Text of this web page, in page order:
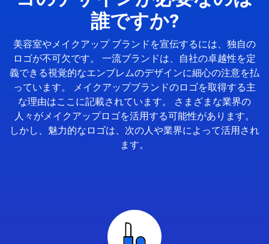
誰ですか?
美容室やメイクアップ ブランドを宣伝するには、独自の
ロゴが不可欠です。 一流ブランドは、自社の卓越性を定
義できる視覚的なエンブレムのデザインに細心の注意を払
っています。 メイクアップブランドのロゴを取得する主
な理由はここに記載されています。 さまざまな業界の
人々がメイクアップロゴを活用する可能性があります。
しかし、魅力的なロゴは、次の人や業界によって活用され
ます。